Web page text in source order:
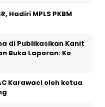
Hadiri MPLS PKBM
di Publikasikan Kanit
Buka Laporan: Ko
Karawaci oleh ketua